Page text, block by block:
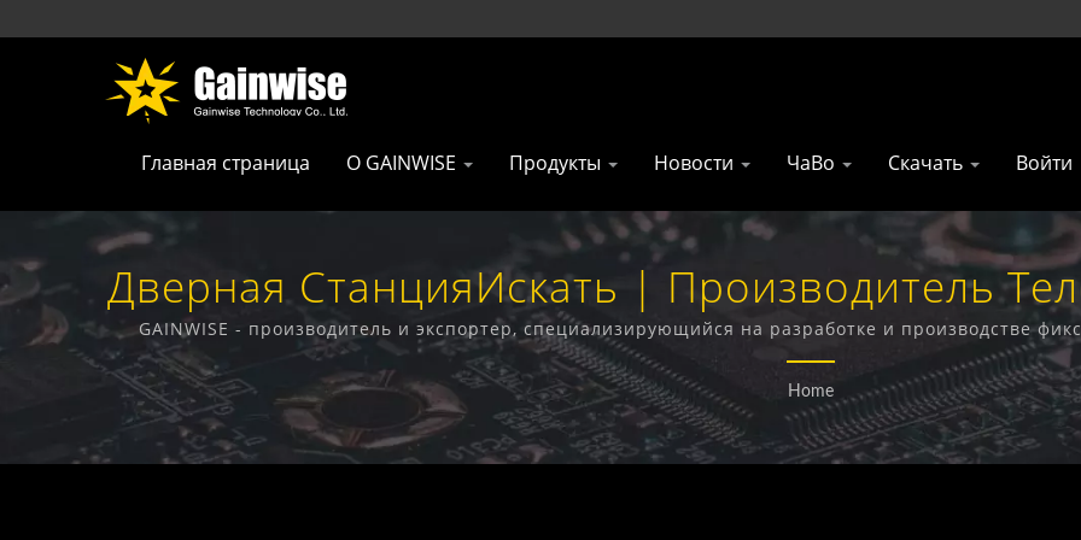
Главная страница О GAINWISE Продукты Новости ЧаВо Скачать Войти
Дверная СтанцияИскать | Производитель
Продуктов Из Тайваня | Gainwise
GAINWISE - производитель и экспортер, специализирующийся на разработке и производстве
домофонов, 4G открывателей ворот и 4G дымовых
Home